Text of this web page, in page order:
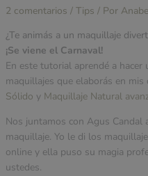
2 comentarios / Tips / Por
¿Te animás a un maquillaje
¡Se viene el Carnaval!
En este tutorial aprendé a
maquillajes que elaborás en
Sólido y Maquillaje Natural
Nos juntamos con Agus Candal
maquillaje. Yo le di los
online y ella puso su magia
ustedes.